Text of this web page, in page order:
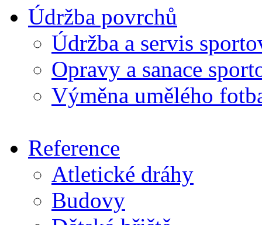
Údržba povrchů
Údržba a servis
Opravy a sanace
Výměna umělého
Reference
Atletické dráhy
Budovy